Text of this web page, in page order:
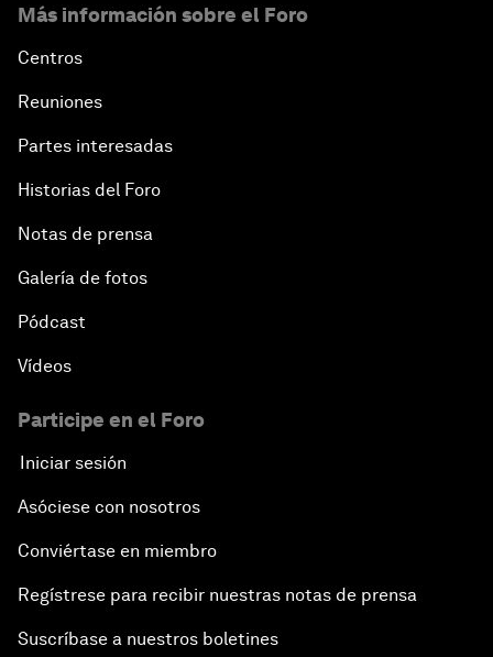
Más información sobre el Foro
Centros
Reuniones
Partes interesadas
Historias del Foro
Notas de prensa
Galería de fotos
Pódcast
Vídeos
Participe en el Foro
Iniciar sesión
Asóciese con nosotros
Conviértase en miembro
Regístrese para recibir nuestras notas de prensa
Suscríbase a nuestros boletines